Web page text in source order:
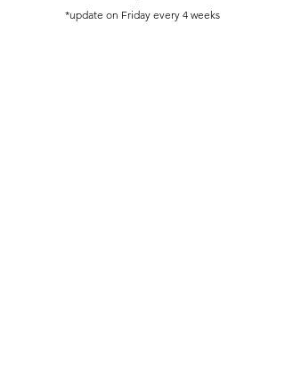
*update on Friday every 4 weeks